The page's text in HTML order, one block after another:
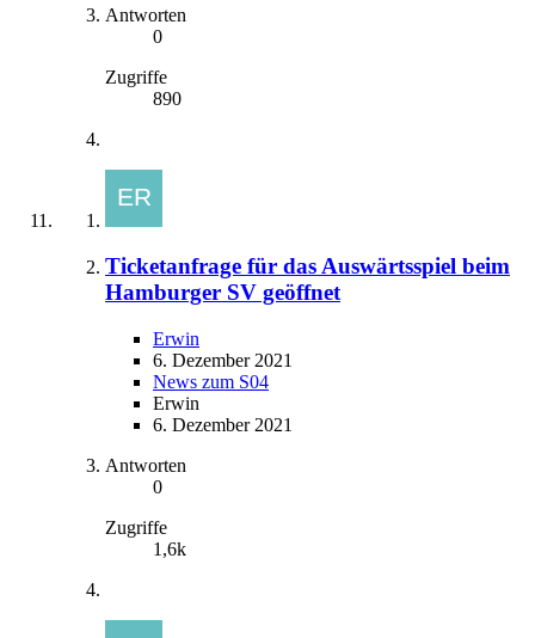
Antworten
0
Zugriffe
890
Ticketanfrage für das Auswärtsspiel beim
Hamburger SV geöffnet
Erwin
6. Dezember 2021
News zum S04
Erwin
6. Dezember 2021
Antworten
0
Zugriffe
1,6k